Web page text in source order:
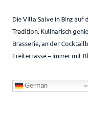
Die Villa Salve in Binz auf
Tradition. Kulinarisch
Brasserie, an der
Freiterrasse – immer mit
German